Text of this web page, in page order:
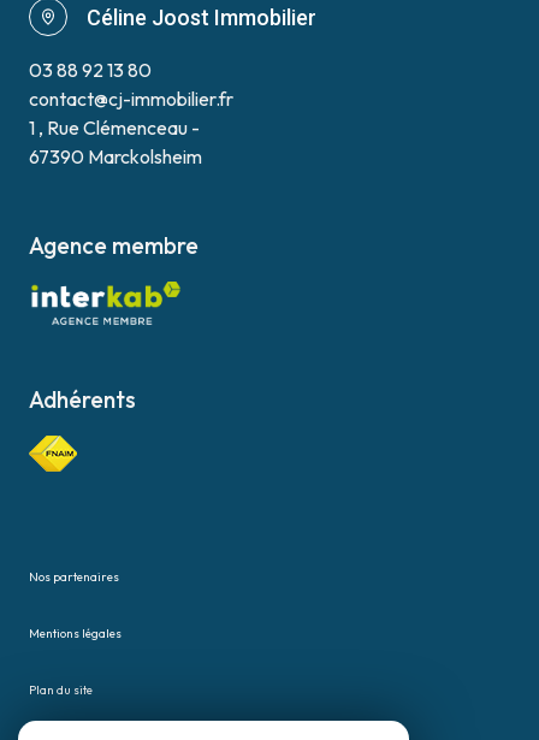
Céline Joost Immobilier
03 88 92 13 80
contact@cj-immobilier.fr
1 , Rue Clémenceau -
67390 Marckolsheim
Agence membre
Adhérents
Nos partenaires
Mentions légales
Plan du site